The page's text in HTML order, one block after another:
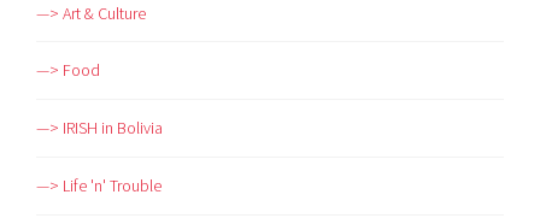
—> Art & Culture
—> Food
—> IRISH in Bolivia
—> Life 'n' Trouble